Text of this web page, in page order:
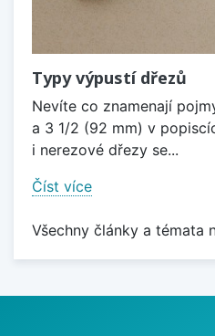
Typy výpustí dřezů
Nevíte co znamenají
a 3 1/2 (92 mm) v
i nerezové dřezy se...
Číst více
Všechny články a témata